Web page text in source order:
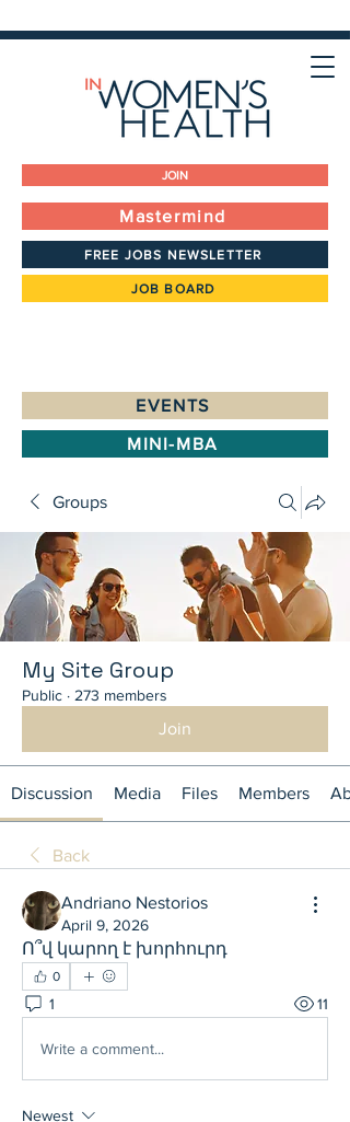
JOIN
Mastermind
FREE JOBS NEWSLETTER
JOB BOARD
EVENTS
MINI-MBA
Groups
My Site Group
Public · 273 members
Join
Discussion Media Files Members
Back
Andriano Nestorios
April 9, 2026
Ո՞վ կարող է խորհուրդ
0
1 11
Write a comment...
Newest